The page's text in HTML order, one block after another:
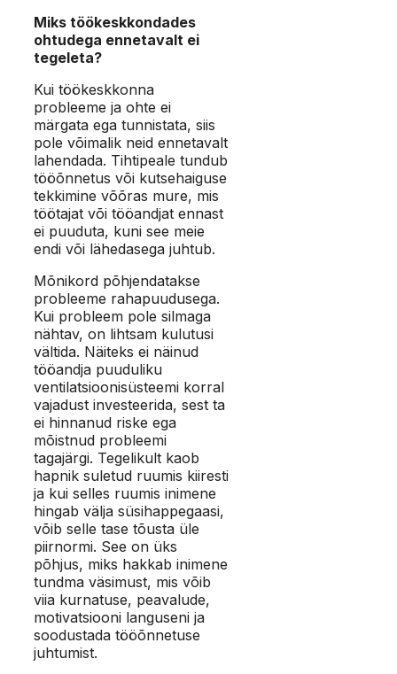
Miks töökeskkondades
ohtudega ennetavalt ei
tegeleta?
Kui töökeskkonna
probleeme ja ohte ei
märgata ega tunnistata, siis
pole võimalik neid ennetavalt
lahendada. Tihtipeale tundub
tööõnnetus või kutsehaiguse
tekkimine võõras mure, mis
töötajat või tööandjat ennast
ei puuduta, kuni see meie
endi või lähedasega juhtub.
Mõnikord põhjendatakse
probleeme rahapuudusega.
Kui probleem pole silmaga
nähtav, on lihtsam kulutusi
vältida. Näiteks ei näinud
tööandja puuduliku
ventilatsioonisüsteemi korral
vajadust investeerida, sest ta
ei hinnanud riske ega
mõistnud probleemi
tagajärgi. Tegelikult kaob
hapnik suletud ruumis kiiresti
ja kui selles ruumis inimene
hingab välja süsihappegaasi,
võib selle tase tõusta üle
piirnormi. See on üks
põhjus, miks hakkab inimene
tundma väsimust, mis võib
viia kurnatuse, peavalude,
motivatsiooni languseni ja
soodustada tööõnnetuse
juhtumist.